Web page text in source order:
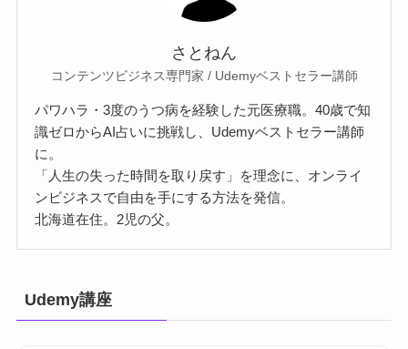
さとねん
コンテンツビジネス専門家 / Udemyベストセラー講師
パワハラ・3度のうつ病を経験した元医療職。40歳で知
識ゼロからAI占いに挑戦し、Udemyベストセラー講師
に。
「人生の失った時間を取り戻す」を理念に、オンライ
ンビジネスで自由を手にする方法を発信。
北海道在住。2児の父。
Udemy講座